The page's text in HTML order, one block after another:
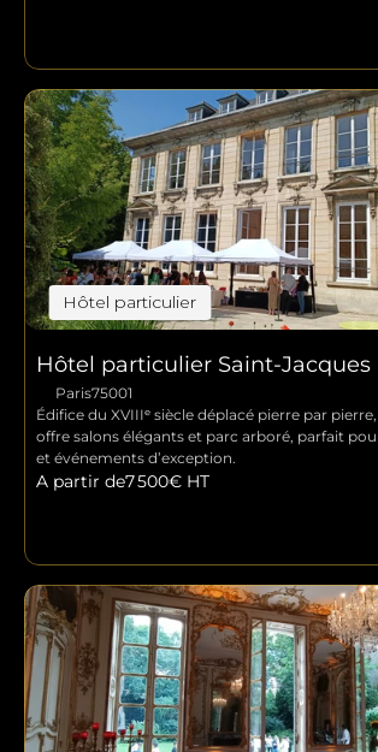
Hôtel particulier
Hôtel particulier Saint-Jacques
Paris75001
Édifice du XVIIIᵉ siècle déplacé pierre par
offre salons élégants et parc arboré, parfait
et événements d’exception.
A partir de7 500€ HT